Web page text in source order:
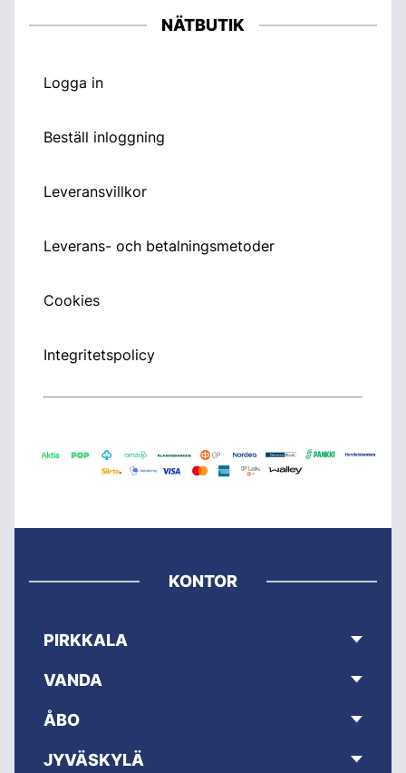
NÄTBUTIK
Logga in
Beställ inloggning
Leveransvillkor
Leverans- och betalningsmetoder
Cookies
Integritetspolicy
KONTOR
PIRKKALA
VANDA
ÅBO
JYVÄSKYLÄ